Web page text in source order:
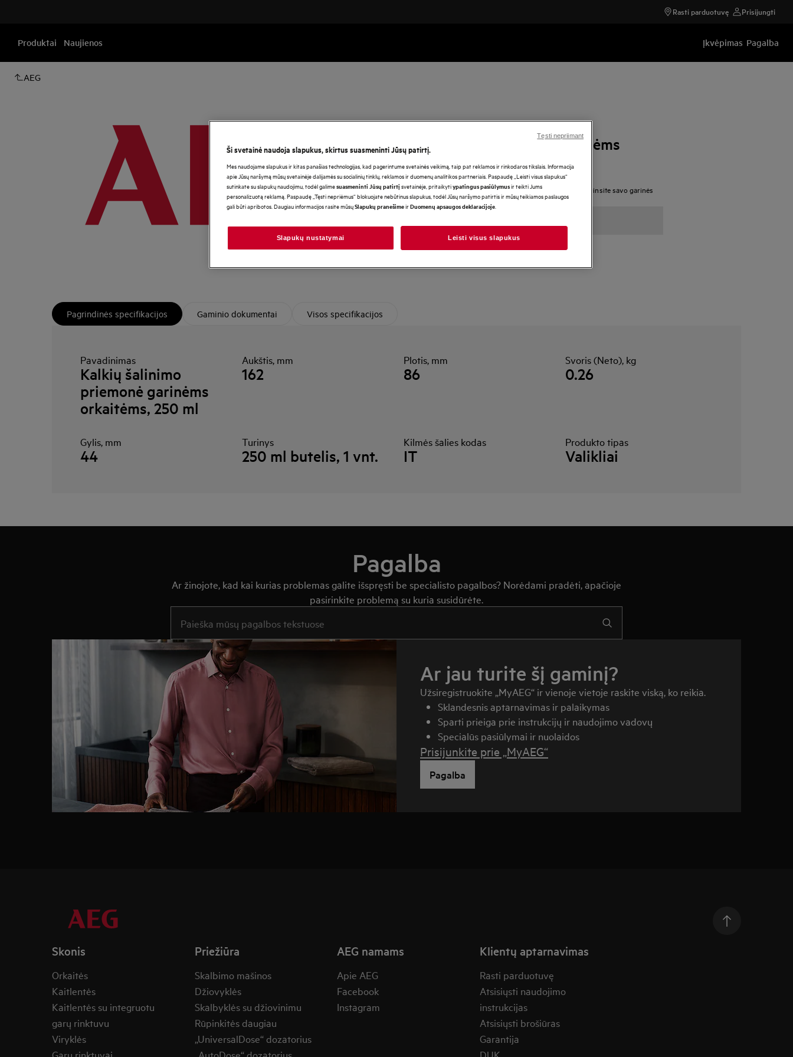
Rasti parduotuvę Prisijungti
Produktai Naujienos Įkvėpimas Pagalba
AEG
Kalkių šalinimo priemonė garinėms
orkaitėms, 250 ml
Pagrindiniai privalumai
Naudodami mūsų švelnų kalkių nuosėdų šalinimo tirpalą, užtikrinsite savo garinės
orkaitės tinkamą veikimą.
Pagrindinės specifikacijos Gaminio dokumentai Visos specifikacijos
Pavadinimas
Kalkių šalinimo
priemonė garinėms
orkaitėms, 250 ml
Aukštis, mm
162
Plotis, mm
86
Svoris (Neto), kg
0.26
Gylis, mm
44
Turinys
250 ml butelis, 1 vnt.
Kilmės šalies kodas
IT
Produkto tipas
Valikliai
Pagalba
Ar žinojote, kad kai kurias problemas galite išspręsti be specialisto pagalbos? Norėdami pradėti, apačioje
pasirinkite problemą su kuria susidūrėte.
Ar jau turite šį gaminį?
Užsiregistruokite „MyAEG“ ir vienoje vietoje raskite viską, ko reikia.
Sklandesnis aptarnavimas ir palaikymas
Sparti prieiga prie instrukcijų ir naudojimo vadovų
Specialūs pasiūlymai ir nuolaidos
Prisijunkite prie „MyAEG“
Pagalba
Skonis
Orkaitės
Kaitlentės
Kaitlentės su integruotu
garų rinktuvu
Viryklės
Priežiūra
Skalbimo mašinos
Džiovyklės
Skalbyklės su džiovinimu
Rūpinkitės daugiau
„UniversalDose“ dozatorius
AEG namams
Apie AEG
Facebook
Instagram
Klientų aptarnavimas
Rasti parduotuvę
Atsisiųsti naudojimo
instrukcijas
Atsisiųsti brošiūras
Garantija
Ši svetainė naudoja slapukus, skirtus suasmeninti Jūsų patirtį.
Mes naudojame slapukus ir kitas panašias technologijas, kad pagerintume svetainės veikimą, taip pat reklamos ir rinkodaros tikslais. Informacija
apie Jūsų naršymą mūsų svetainėje dalijamės su socialinių tinklų, reklamos ir duomenų analitikos partneriais. Paspaudę „Leisti visus slapukus“
sutinkate su slapukų naudojimu, todėl galimesuasmeninti Jūsų patirtį svetainėje, pritaikytiypatingus pasiūlymusir teikti Jums
personalizuotą reklamą. Paspaudę „Tęsti nepriėmus“ blokuojate nebūtinus slapukus, todėl Jūsų naršymo patirtis ir mūsų teikiamos paslaugos
gali būti apribotos. Daugiau informacijos rasite mūsųSlapukų pranešimeirDuomenų apsaugos deklaracijoje
Slapukų nustatymai Leisti visus slapukus
Tęsti nepriimant